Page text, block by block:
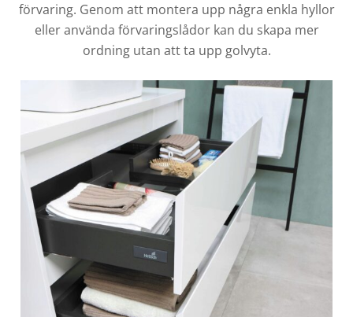
förvaring. Genom att montera upp några enkla hyllor
eller använda förvaringslådor kan du skapa mer
ordning utan att ta upp golvyta.